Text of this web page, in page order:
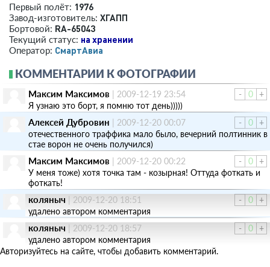
Первый полёт: 1976
Завод-изготовитель: ХГАПП
Бортовой: RA-65043
Текущий статус: на хранении
Оператор: СмартАвиа
КОММЕНТАРИИ К ФОТОГРАФИИ
- 0 +
Максим Максимов | 2009-12-19 23:54
Я узнаю это борт, я помню тот день)))))
-
0 +
Алексей Дубровин | 2009-12-20 00:07
отечественного траффика мало было, вечерний полтинник в
стае ворон не очень получился)
-
0 +
Максим Максимов | 2009-12-20 00:22
У меня тоже) хотя точка там - козырная! Оттуда фоткать и
фоткать!
-
0 +
коляныч
2009-12-20 18:51
удалено автором комментария
-
0 +
коляныч
2009-12-20 18:57
удалено автором комментария
Авторизуйтесь на сайте, чтобы добавить комментарий.